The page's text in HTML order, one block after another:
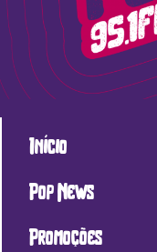
Início
Pop News
Promoções